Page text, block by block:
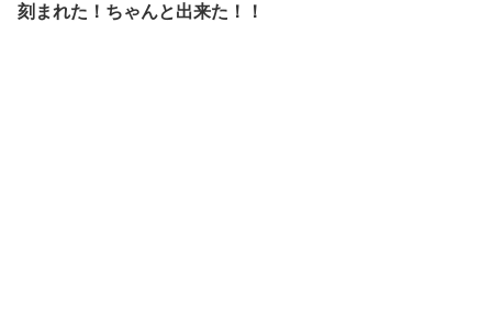
刻まれた！ちゃんと出来た！！